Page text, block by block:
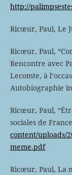
http://
Ricœur, Paul, Le
Ricœur, Paul,
Rencontre avec
Lecomte, à
Autobiographie
Ricœur, Paul,
sociales de
content/uploads/
meme.pdf
Ricœur, Paul, La